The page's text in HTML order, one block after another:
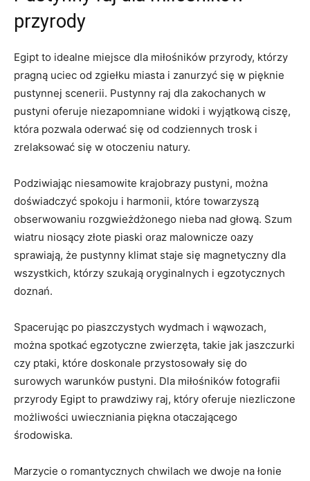
przyrody
Egipt to idealne‍ miejsce dla miłośników przyrody, ⁣którzy
pragną uciec​ od zgiełku miasta ⁣i zanurzyć się w pięknie
pustynnej scenerii. Pustynny raj dla zakochanych w⁣
pustyni oferuje niezapomniane widoki i ⁣wyjątkową ciszę,
która pozwala oderwać ⁢się od codziennych‍ trosk i
⁢zrelaksować się w otoczeniu natury.
Podziwiając niesamowite krajobrazy pustyni, można
doświadczyć spokoju i harmonii, które towarzyszą
obserwowaniu rozgwieżdżonego nieba⁢ nad głową. Szum
wiatru niosący złote piaski ​oraz malownicze oazy
sprawiają, że pustynny klimat staje się magnetyczny dla
wszystkich, którzy szukają oryginalnych i egzotycznych⁣
doznań.
Spacerując‍ po piaszczystych wydmach i wąwozach,
można spotkać egzotyczne zwierzęta, ⁣takie jak jaszczurki
czy ptaki, ⁤które doskonale przystosowały się do
surowych ‍warunków pustyni. Dla miłośników fotografii
przyrody Egipt to⁣ prawdziwy​ raj,⁢ który oferuje niezliczone
możliwości‍ uwieczniania piękna otaczającego
środowiska.
Marzycie o romantycznych chwilach ‍we ⁣dwoje na łonie